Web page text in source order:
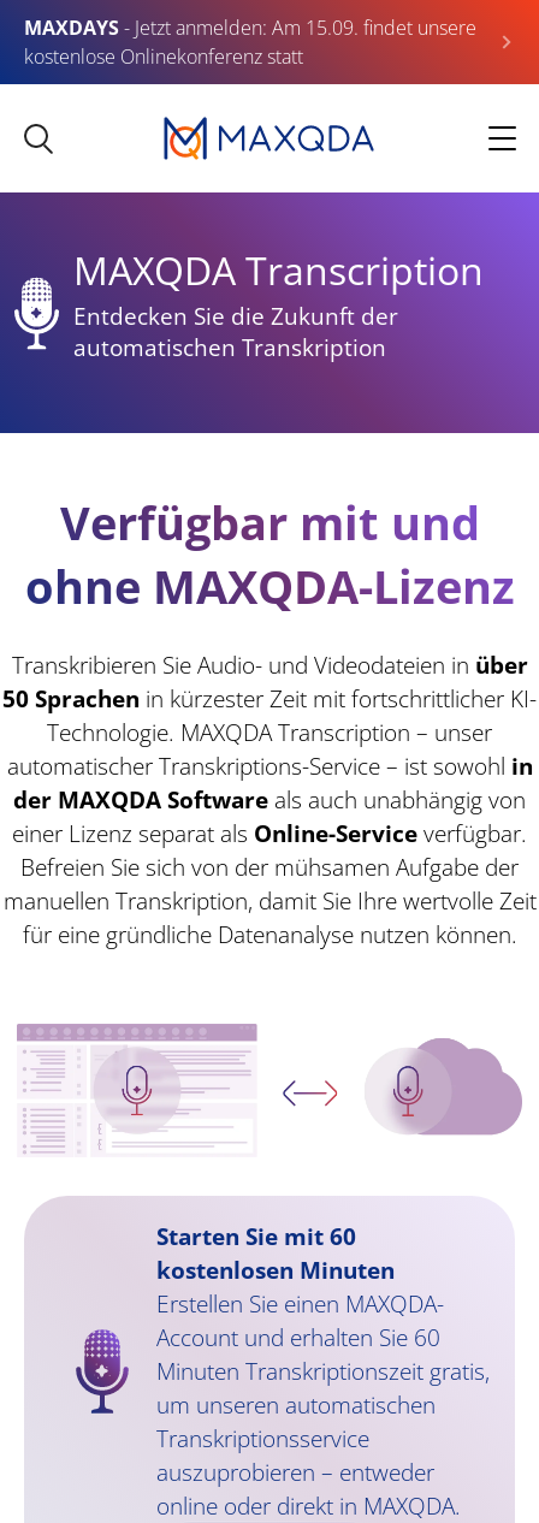
MAXDAYS- Jetzt anmelden: Am 15.09. findet unsere
kostenlose Onlinekonferenz statt
MAXQDA Transcription
Entdecken Sie die Zukunft der
automatischen Transkription
Verfügbar mit und
ohne MAXQDA-Lizenz
Transkribieren Sie Audio- und Videodateien in über
50 Sprachen in kürzester Zeit mit fortschrittlicher KI-
Technologie. MAXQDA Transcription – unser
automatischer Transkriptions-Service – ist sowohl in
der MAXQDA Software als auch unabhängig von
einer Lizenz separat als Online-Serviceverfügbar.
Befreien Sie sich von der mühsamen Aufgabe der
manuellen Transkription, damit Sie Ihre wertvolle Zeit
für eine gründliche Datenanalyse nutzen können.
Starten Sie mit 60
kostenlosen Minuten
Erstellen Sie einen MAXQDA-
Account und erhalten Sie 60
Minuten Transkriptionszeit gratis,
um unseren automatischen
Transkriptionsservice
auszuprobieren – entweder
online oder direkt in MAXQDA.